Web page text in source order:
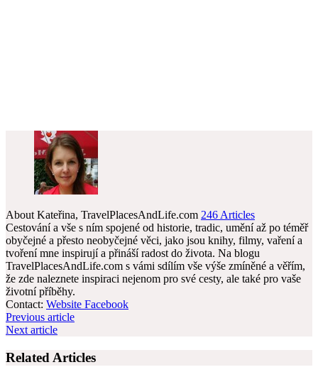
About Kateřina, TravelPlacesAndLife.com 246 Articles
Cestování a vše s ním spojené od historie, tradic, umění až po téměř
obyčejné a přesto neobyčejné věci, jako jsou knihy, filmy, vaření a
tvoření mne inspirují a přináší radost do života. Na blogu
TravelPlacesAndLife.com s vámi sdílím vše výše zmíněné a věřím,
že zde naleznete inspiraci nejenom pro své cesty, ale také pro vaše
životní příběhy.
Contact: Website Facebook
Previous article
Next article
Related Articles